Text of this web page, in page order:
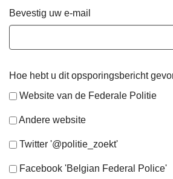
Bevestig uw e-mail
Hoe hebt u dit opsporingsbericht
Website van de Federale Politie
Andere website
Twitter '@politie_zoekt'
Facebook 'Belgian Federal Police'